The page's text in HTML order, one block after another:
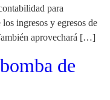
para
ingresos y egresos de
aprovechará […]
de